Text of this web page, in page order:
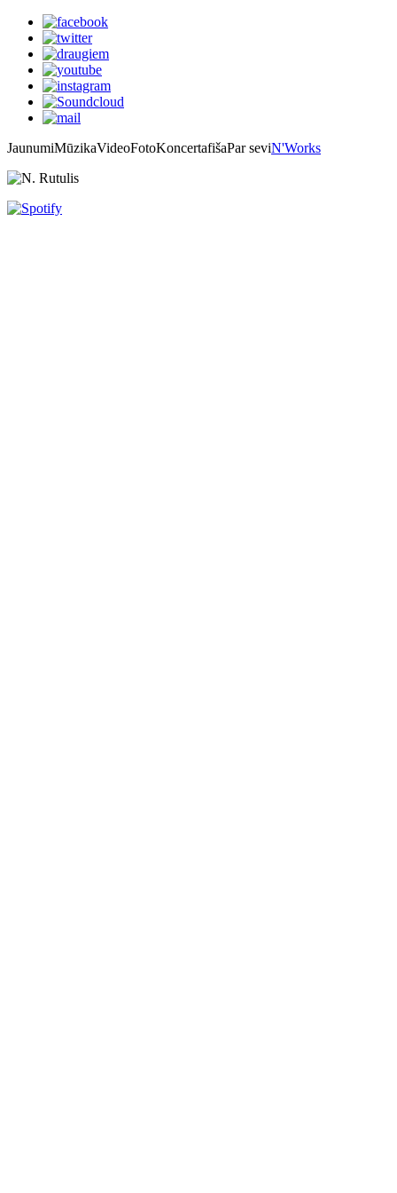
JaunumiMūzikaVideoFotoKoncertafišaPar seviN'Works